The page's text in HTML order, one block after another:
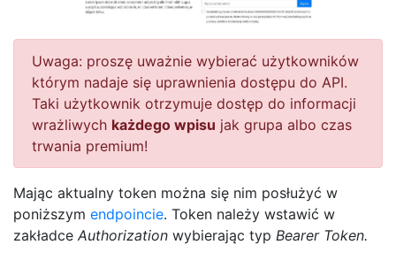
Uwaga: proszę uważnie wybierać użytkowników
którym nadaje się uprawnienia dostępu do API.
Taki użytkownik otrzymuje dostęp do informacji
wrażliwych każdego wpisu jak grupa albo czas
trwania premium!
Mając aktualny token można się nim posłużyć w
poniższym endpoincie. Token należy wstawić w
zakładce Authorization wybierając typ Bearer Token.